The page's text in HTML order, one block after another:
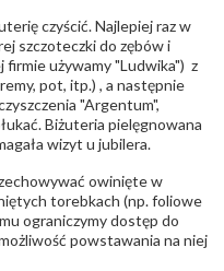
tel.13 44 56 100;
,PZ Stelmach Sp. z o.o. ul.
Opole; NIP 7542889545;
90 100; biuro@stelmach.pl
w wieku poniżej 3 lat
wykonane z białego złota
zawierają nikiel
czyścić. Najlepiej raz w
szczoteczki do zębów i
firmie używamy "Ludwika") z
pot, itp.) , a następnie
"Argentum",
Biżuteria pielęgnowana
wizyt u jubilera.
owinięte w
torebkach (np. foliowe
ograniczymy dostęp do
powstawania na niej